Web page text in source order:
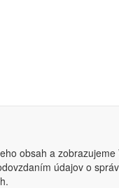
obsah a zobrazujeme
údajov o